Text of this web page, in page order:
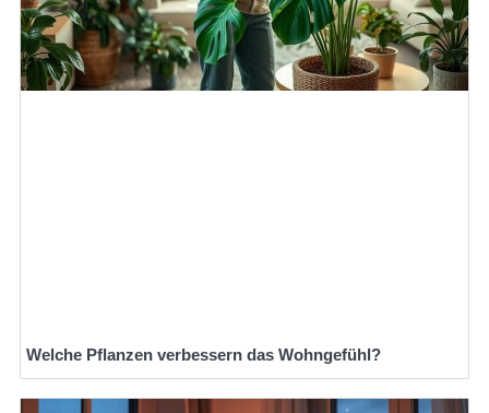
Welche Pflanzen verbessern das Wohngefühl?